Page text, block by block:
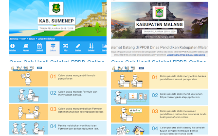
Cara Cek Hasil Seleksi PPDB Online
Kabupaten Sumenep 2018/ 2019
Cara Cek Hasil Seleksi PPDB Online
Kabupaten Malang 2019 / 2020